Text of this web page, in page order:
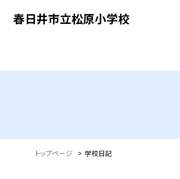
春日井市立松原小学校
トップページ > 学校日記